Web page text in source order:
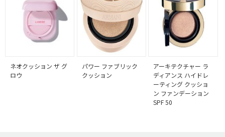
ネオクッション ザ グ
ロウ
パワー ファブリック
クッション
アーキテクチャー ラ
ディアンス ハイドレ
ーティング クッショ
ン ファンデーション
SPF 50